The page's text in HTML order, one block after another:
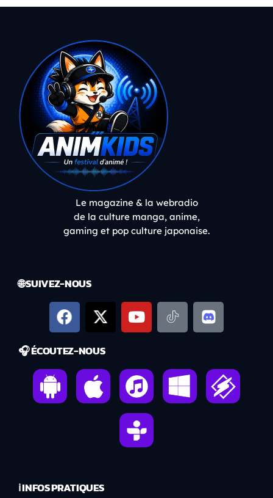
Le magazine & la webradio
de la culture manga, anime,
gaming et pop culture japonaise.
🌐 SUIVEZ-NOUS
🎧 ÉCOUTEZ-NOUS
ℹ️ INFOS PRATIQUES